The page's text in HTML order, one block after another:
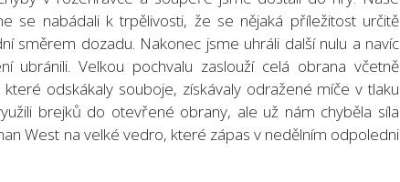
se nabádali k trpělivosti, že se nějaká příležitost určitě
směrem dozadu. Nakonec jsme uhráli další nulu a navíc
ubránili. Velkou pochvalu zaslouží celá obrana včetně
odskákaly souboje, získávaly odražené míče v tlaku
brejků do otevřené obrany, ale už nám chyběla síla
West na velké vedro, které zápas v nedělním odpoledni